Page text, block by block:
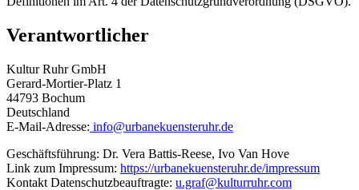
Verantwortlicher
Kultur Ruhr GmbH
Gerard-Mortier-Platz 1
44793 Bochum
Deutschland
E-Mail-Adresse: info@urbanekuensteruhr.de
Geschäftsführung: Dr. Vera Battis-Reese, Ivo Van Hove
Link zum Impressum: https://urbanekuensteruhr.de/impressum
Kontakt Datenschutzbeauftragte: u.graf@kulturruhr.com